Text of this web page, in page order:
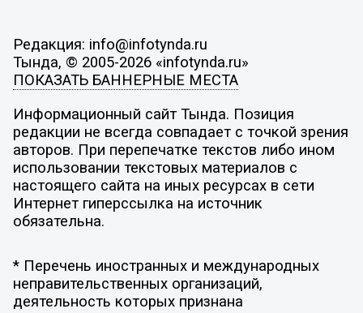
Редакция: info@infotynda.ru
Тында, © 2005-2026 «infotynda.ru»
ПОКАЗАТЬ БАННЕРНЫЕ МЕСТА
Информационный сайт Тында. Позиция
редакции не всегда совпадает с точкой зрения
авторов. При перепечатке текстов либо ином
использовании текстовых материалов с
настоящего сайта на иных ресурсах в сети
Интернет гиперссылка на источник
обязательна.
* Перечень иностранных и международных
неправительственных организаций,
деятельность которых признана